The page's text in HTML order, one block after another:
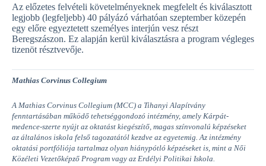
Az előzetes felvételi követelményeknek megfelelt és kiválasztott
legjobb (legfeljebb) 40 pályázó várhatóan szeptember közepén
egy előre egyeztetett személyes interjún vesz részt
Beregszászon. Ez alapján kerül kiválasztásra a program végleges
tizenöt résztvevője.
Mathias Corvinus Collegium
A Mathias Corvinus Collegium (MCC) a Tihanyi Alapítvány
fenntartásában működő tehetséggondozó intézmény, amely Kárpát-
medence-szerte nyújt az oktatást kiegészítő, magas színvonalú képzéseket
az általános iskola felső tagozatától kezdve az egyetemig. Az intézmény
oktatási portfóliója tartalmaz olyan hiánypótló képzéseket is, mint a Női
Közéleti Vezetőképző Program vagy az Erdélyi Politikai Iskola.